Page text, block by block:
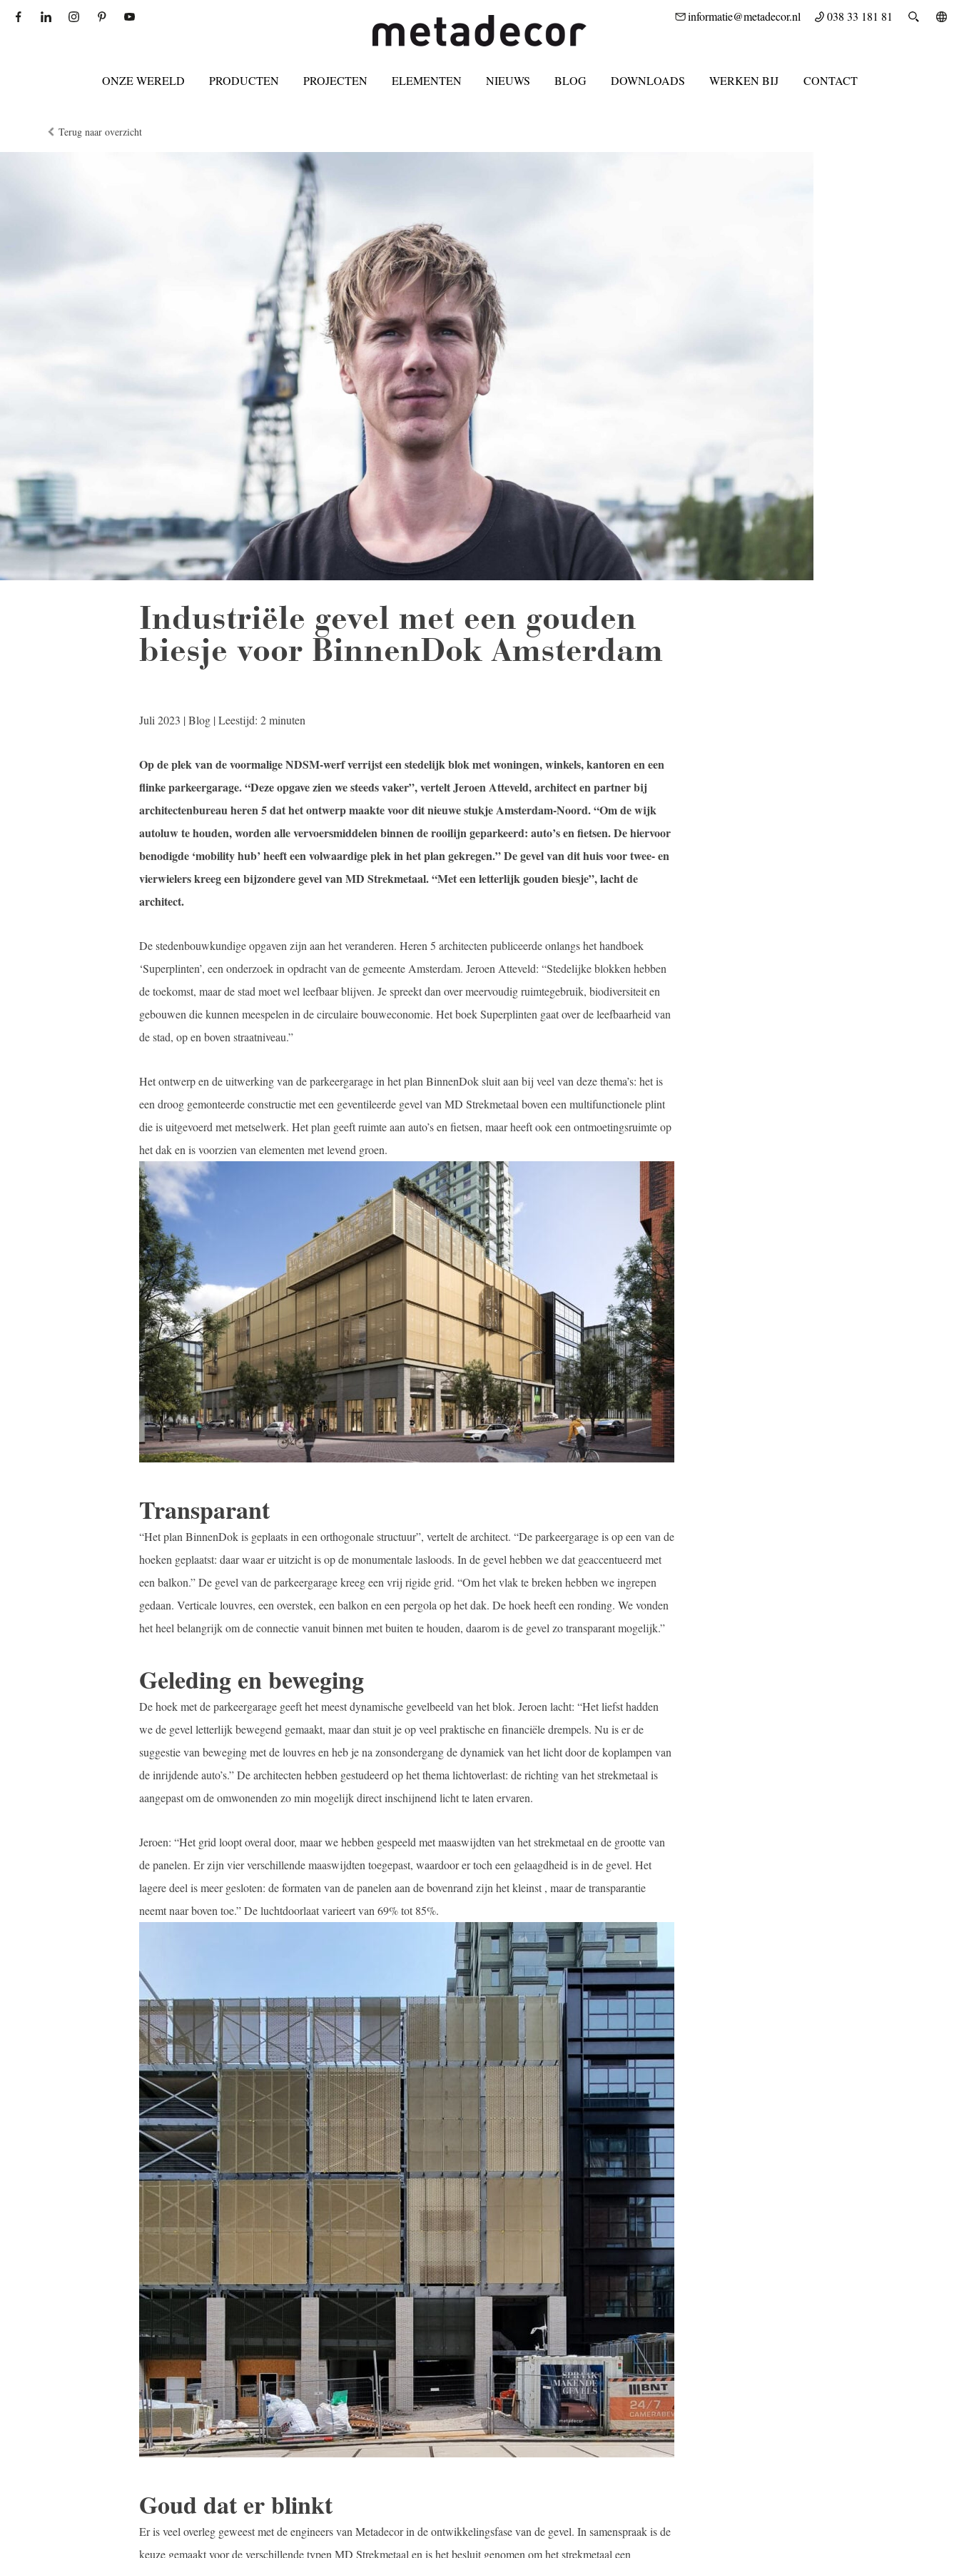
informatie@metadecor.nl 038 33 181 81
ONZE WERELD PRODUCTEN PROJECTEN ELEMENTEN NIEUWS BLOG DOWNLOADS WERKEN BIJ CONTACT
Terug naar overzicht
Industriële gevel met een gouden
biesje voor BinnenDok Amsterdam
Juli 2023 | Blog | Leestijd: 2 minuten
Op de plek van de voormalige NDSM-werf verrijst een stedelijk blok met woningen, winkels, kantoren en een
flinke parkeergarage. “Deze opgave zien we steeds vaker”, vertelt Jeroen Atteveld, architect en partner bij
architectenbureau heren 5 dat het ontwerp maakte voor dit nieuwe stukje Amsterdam-Noord. “Om de wijk
autoluw te houden, worden alle vervoersmiddelen binnen de rooilijn geparkeerd: auto’s en fietsen. De hiervoor
benodigde ‘mobility hub’ heeft een volwaardige plek in het plan gekregen.” De gevel van dit huis voor twee- en
vierwielers kreeg een bijzondere gevel van MD Strekmetaal. “Met een letterlijk gouden biesje”, lacht de
architect.
De stedenbouwkundige opgaven zijn aan het veranderen. Heren 5 architecten publiceerde onlangs het handboek
‘Superplinten’, een onderzoek in opdracht van de gemeente Amsterdam. Jeroen Atteveld: “Stedelijke blokken hebben
de toekomst, maar de stad moet wel leefbaar blijven. Je spreekt dan over meervoudig ruimtegebruik, biodiversiteit en
gebouwen die kunnen meespelen in de circulaire bouweconomie. Het boek Superplinten gaat over de leefbaarheid van
de stad, op en boven straatniveau.”
Het ontwerp en de uitwerking van de parkeergarage in het plan BinnenDok sluit aan bij veel van deze thema’s: het is
een droog gemonteerde constructie met een geventileerde gevel van MD Strekmetaal boven een multifunctionele plint
die is uitgevoerd met metselwerk. Het plan geeft ruimte aan auto’s en fietsen, maar heeft ook een ontmoetingsruimte op
het dak en is voorzien van elementen met levend groen.
Transparant
“Het plan BinnenDok is geplaats in een orthogonale structuur”, vertelt de architect. “De parkeergarage is op een van de
hoeken geplaatst: daar waar er uitzicht is op de monumentale lasloods. In de gevel hebben we dat geaccentueerd met
een balkon.” De gevel van de parkeergarage kreeg een vrij rigide grid. “Om het vlak te breken hebben we ingrepen
gedaan. Verticale louvres, een overstek, een balkon en een pergola op het dak. De hoek heeft een ronding. We vonden
het heel belangrijk om de connectie vanuit binnen met buiten te houden, daarom is de gevel zo transparant mogelijk.”
Geleding en beweging
De hoek met de parkeergarage geeft het meest dynamische gevelbeeld van het blok. Jeroen lacht: “Het liefst hadden
we de gevel letterlijk bewegend gemaakt, maar dan stuit je op veel praktische en financiële drempels. Nu is er de
suggestie van beweging met de louvres en heb je na zonsondergang de dynamiek van het licht door de koplampen van
de inrijdende auto’s.” De architecten hebben gestudeerd op het thema lichtoverlast: de richting van het strekmetaal is
aangepast om de omwonenden zo min mogelijk direct inschijnend licht te laten ervaren.
Jeroen: “Het grid loopt overal door, maar we hebben gespeeld met maaswijdten van het strekmetaal en de grootte van
de panelen. Er zijn vier verschillende maaswijdten toegepast, waardoor er toch een gelaagdheid is in de gevel. Het
lagere deel is meer gesloten: de formaten van de panelen aan de bovenrand zijn het kleinst , maar de transparantie
neemt naar boven toe.” De luchtdoorlaat varieert van 69% tot 85%.
Goud dat er blinkt
Er is veel overleg geweest met de engineers van Metadecor in de ontwikkelingsfase van de gevel. In samenspraak is de
keuze gemaakt voor de verschillende typen MD Strekmetaal en is het besluit genomen om het strekmetaal een